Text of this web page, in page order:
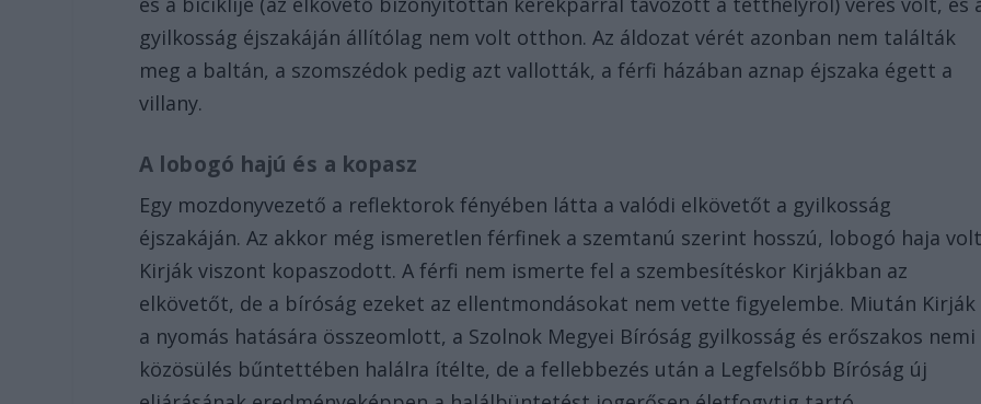
gyilkosság éjszakáján állítólag nem volt otthon. Az áldozat vérét azonban nem találták
meg a baltán, a szomszédok pedig azt vallották, a férfi házában aznap éjszaka égett a
villany.
A lobogó hajú és a kopasz
Egy mozdonyvezető a reflektorok fényében látta a valódi elkövetőt a gyilkosság
éjszakáján. Az akkor még ismeretlen férfinek a szemtanú szerint hosszú, lobogó haja
Kirják viszont kopaszodott. A férfi nem ismerte fel a szembesítéskor Kirjákban az
elkövetőt, de a bíróság ezeket az ellentmondásokat nem vette figyelembe. Miután Kirják
a nyomás hatására összeomlott, a Szolnok Megyei Bíróság gyilkosság és erőszakos nemi
közösülés bűntettében halálra ítélte, de a fellebbezés után a Legfelsőbb Bíróság új